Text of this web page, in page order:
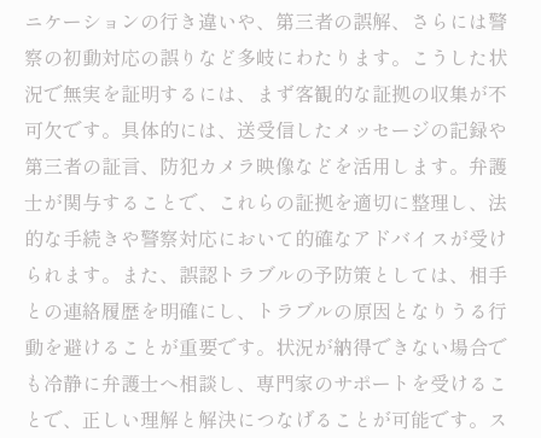
ニケーションの行き違いや、第三者の誤解、さらには警
察の初動対応の誤りなど多岐にわたります。こうした状
況で無実を証明するには、まず客観的な証拠の収集が不
可欠です。具体的には、送受信したメッセージの記録や
第三者の証言、防犯カメラ映像などを活用します。弁護
士が関与することで、これらの証拠を適切に整理し、法
的な手続きや警察対応において的確なアドバイスが受け
られます。また、誤認トラブルの予防策としては、相手
との連絡履歴を明確にし、トラブルの原因となりうる行
動を避けることが重要です。状況が納得できない場合で
も冷静に弁護士へ相談し、専門家のサポートを受けるこ
とで、正しい理解と解決につなげることが可能です。ス